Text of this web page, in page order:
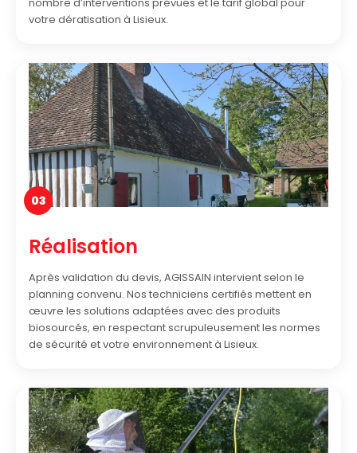
nombre d’interventions prévues et le tarif global pour
votre dératisation à Lisieux.
03
Réalisation
Après validation du devis, AGISSAIN intervient selon le
planning convenu. Nos techniciens certifiés mettent en
œuvre les solutions adaptées avec des produits
biosourcés, en respectant scrupuleusement les normes
de sécurité et votre environnement à Lisieux.